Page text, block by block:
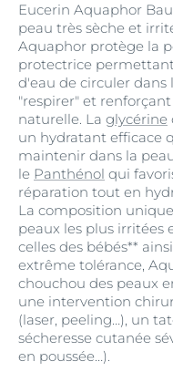
Eucerin Aquaphor
peau très sèche et
Aquaphor protège la
protectrice
d'eau de circuler dans
"respirer" et
naturelle. La glycérine
un hydratant efficace
maintenir dans la
le Panthénol qui
réparation tout en
La composition
peaux les plus irritées
celles des bébés**
extrême tolérance,
chouchou des peaux
une intervention
(laser, peeling…), un
sécheresse cutanée
en poussée…).